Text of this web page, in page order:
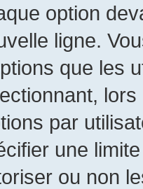
option
ligne.
que les
par
une
ou non